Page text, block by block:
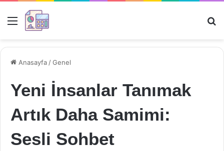
Menü
Anasayfa /Genel
Yeni İnsanlar Tanımak
Artık Daha Samimi:
Sesli Sohbet